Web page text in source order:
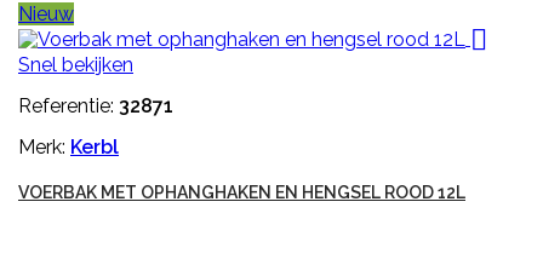
Nieuw

Snel bekijken
Referentie: 32871
Merk: Kerbl
VOERBAK MET OPHANGHAKEN EN HENGSEL ROOD 12L